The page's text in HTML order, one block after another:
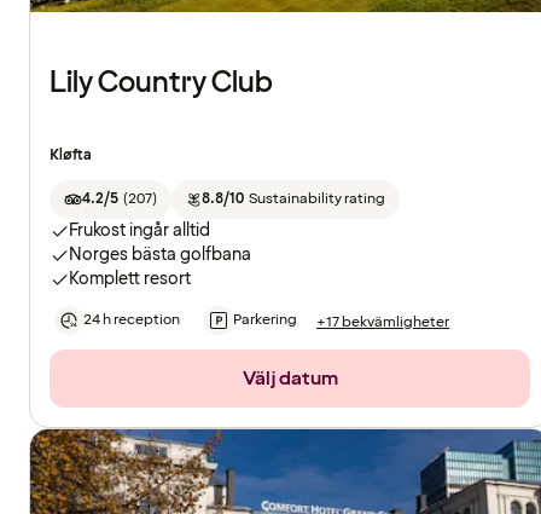
Lily Country Club
Kløfta
4.2/5 (207) 8.8/10 Sustainability rating
Frukost ingår alltid
Norges bästa golfbana
Komplett resort
24 h reception Parkering +17 bekvämligheter
Välj datum